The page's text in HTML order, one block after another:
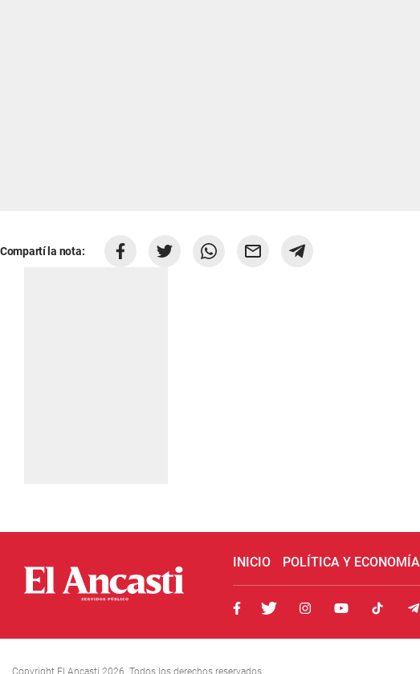
Compartí la nota:
INICIO POLÍTICA Y ECONOMÍA
Copyright El Ancasti 2026. Todos los derechos reservados.